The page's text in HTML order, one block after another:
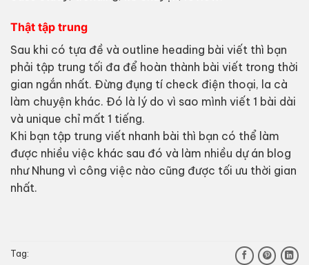
Thật tập trung
Sau khi có tựa đề và outline heading bài viết thì bạn
phải tập trung tối đa để hoàn thành bài viết trong thời
gian ngắn nhất. Đừng đụng tí check điện thoại, la cà
làm chuyện khác. Đó là lý do vì sao mình viết 1 bài dài
và unique chỉ mất 1 tiếng.
Khi bạn tập trung viết nhanh bài thì bạn có thể làm
được nhiều việc khác sau đó và làm nhiều dự án blog
như Nhung vì công việc nào cũng được tối ưu thời gian
nhất.
Tag: